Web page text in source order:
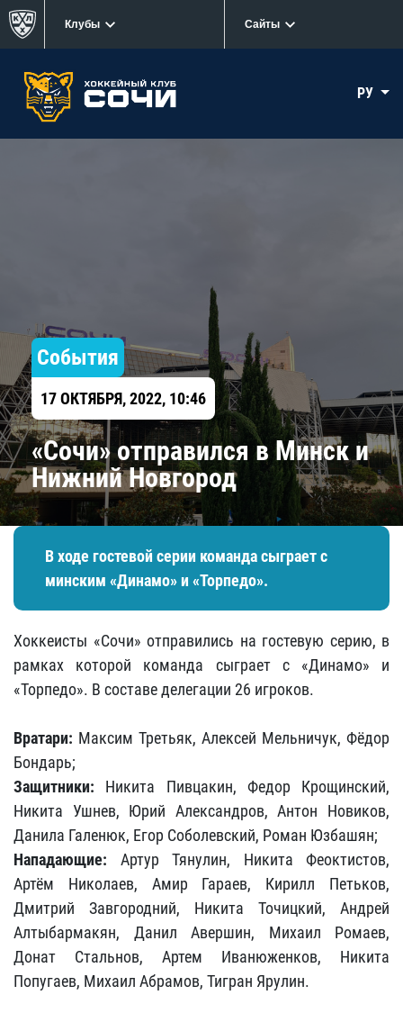
Клубы Сайты
РУ
События
17 ОКТЯБРЯ, 2022, 10:46
«Сочи» отправился в Минск и
Нижний Новгород
В ходе гостевой серии команда сыграет с
минским «Динамо» и «Торпедо».
Хоккеисты «Сочи» отправились на гостевую серию, в
рамках которой команда сыграет с «Динамо» и
«Торпедо». В составе делегации 26 игроков.
Вратари: Максим Третьяк, Алексей Мельничук, Фёдор
Бондарь;
Защитники: Никита Пивцакин, Федор Крощинский,
Никита Ушнев, Юрий Александров, Антон Новиков,
Данила Галенюк, Егор Соболевский, Роман Юзбашян;
Нападающие: Артур Тянулин, Никита Феоктистов,
Артём Николаев, Амир Гараев, Кирилл Петьков,
Дмитрий Завгородний, Никита Точицкий, Андрей
Алтыбармакян, Данил Авершин, Михаил Ромаев,
Донат Стальнов, Артем Иванюженков, Никита
Попугаев, Михаил Абрамов, Тигран Ярулин.